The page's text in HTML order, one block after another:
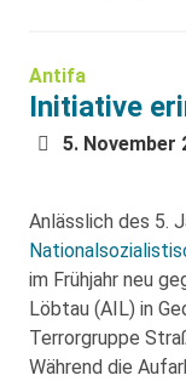
Antifa
Initiative
5. November
Anlässlich des 5.
im Frühjahr neu
Löbtau (AIL) in
Terrorgruppe
Während die